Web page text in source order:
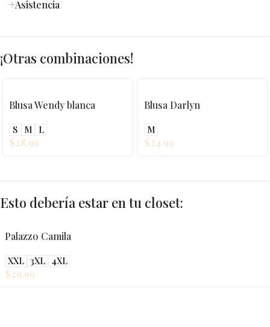
Asistencia
¡Otras combinaciones!
Blusa Wendy blanca
S M L
$28.99
Blusa Darlyn
M
$24.99
Esto debería estar en tu closet:
Palazzo Camila
XXL 3XL 4XL
$29.99